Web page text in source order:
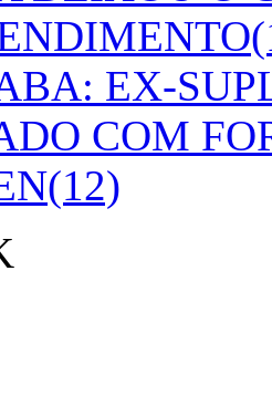
EX-
COM